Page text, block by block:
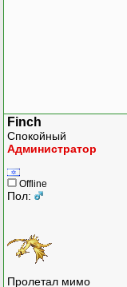
Finch
Спокойный
Администратор
Offline
Пол:
Пролетал мимо